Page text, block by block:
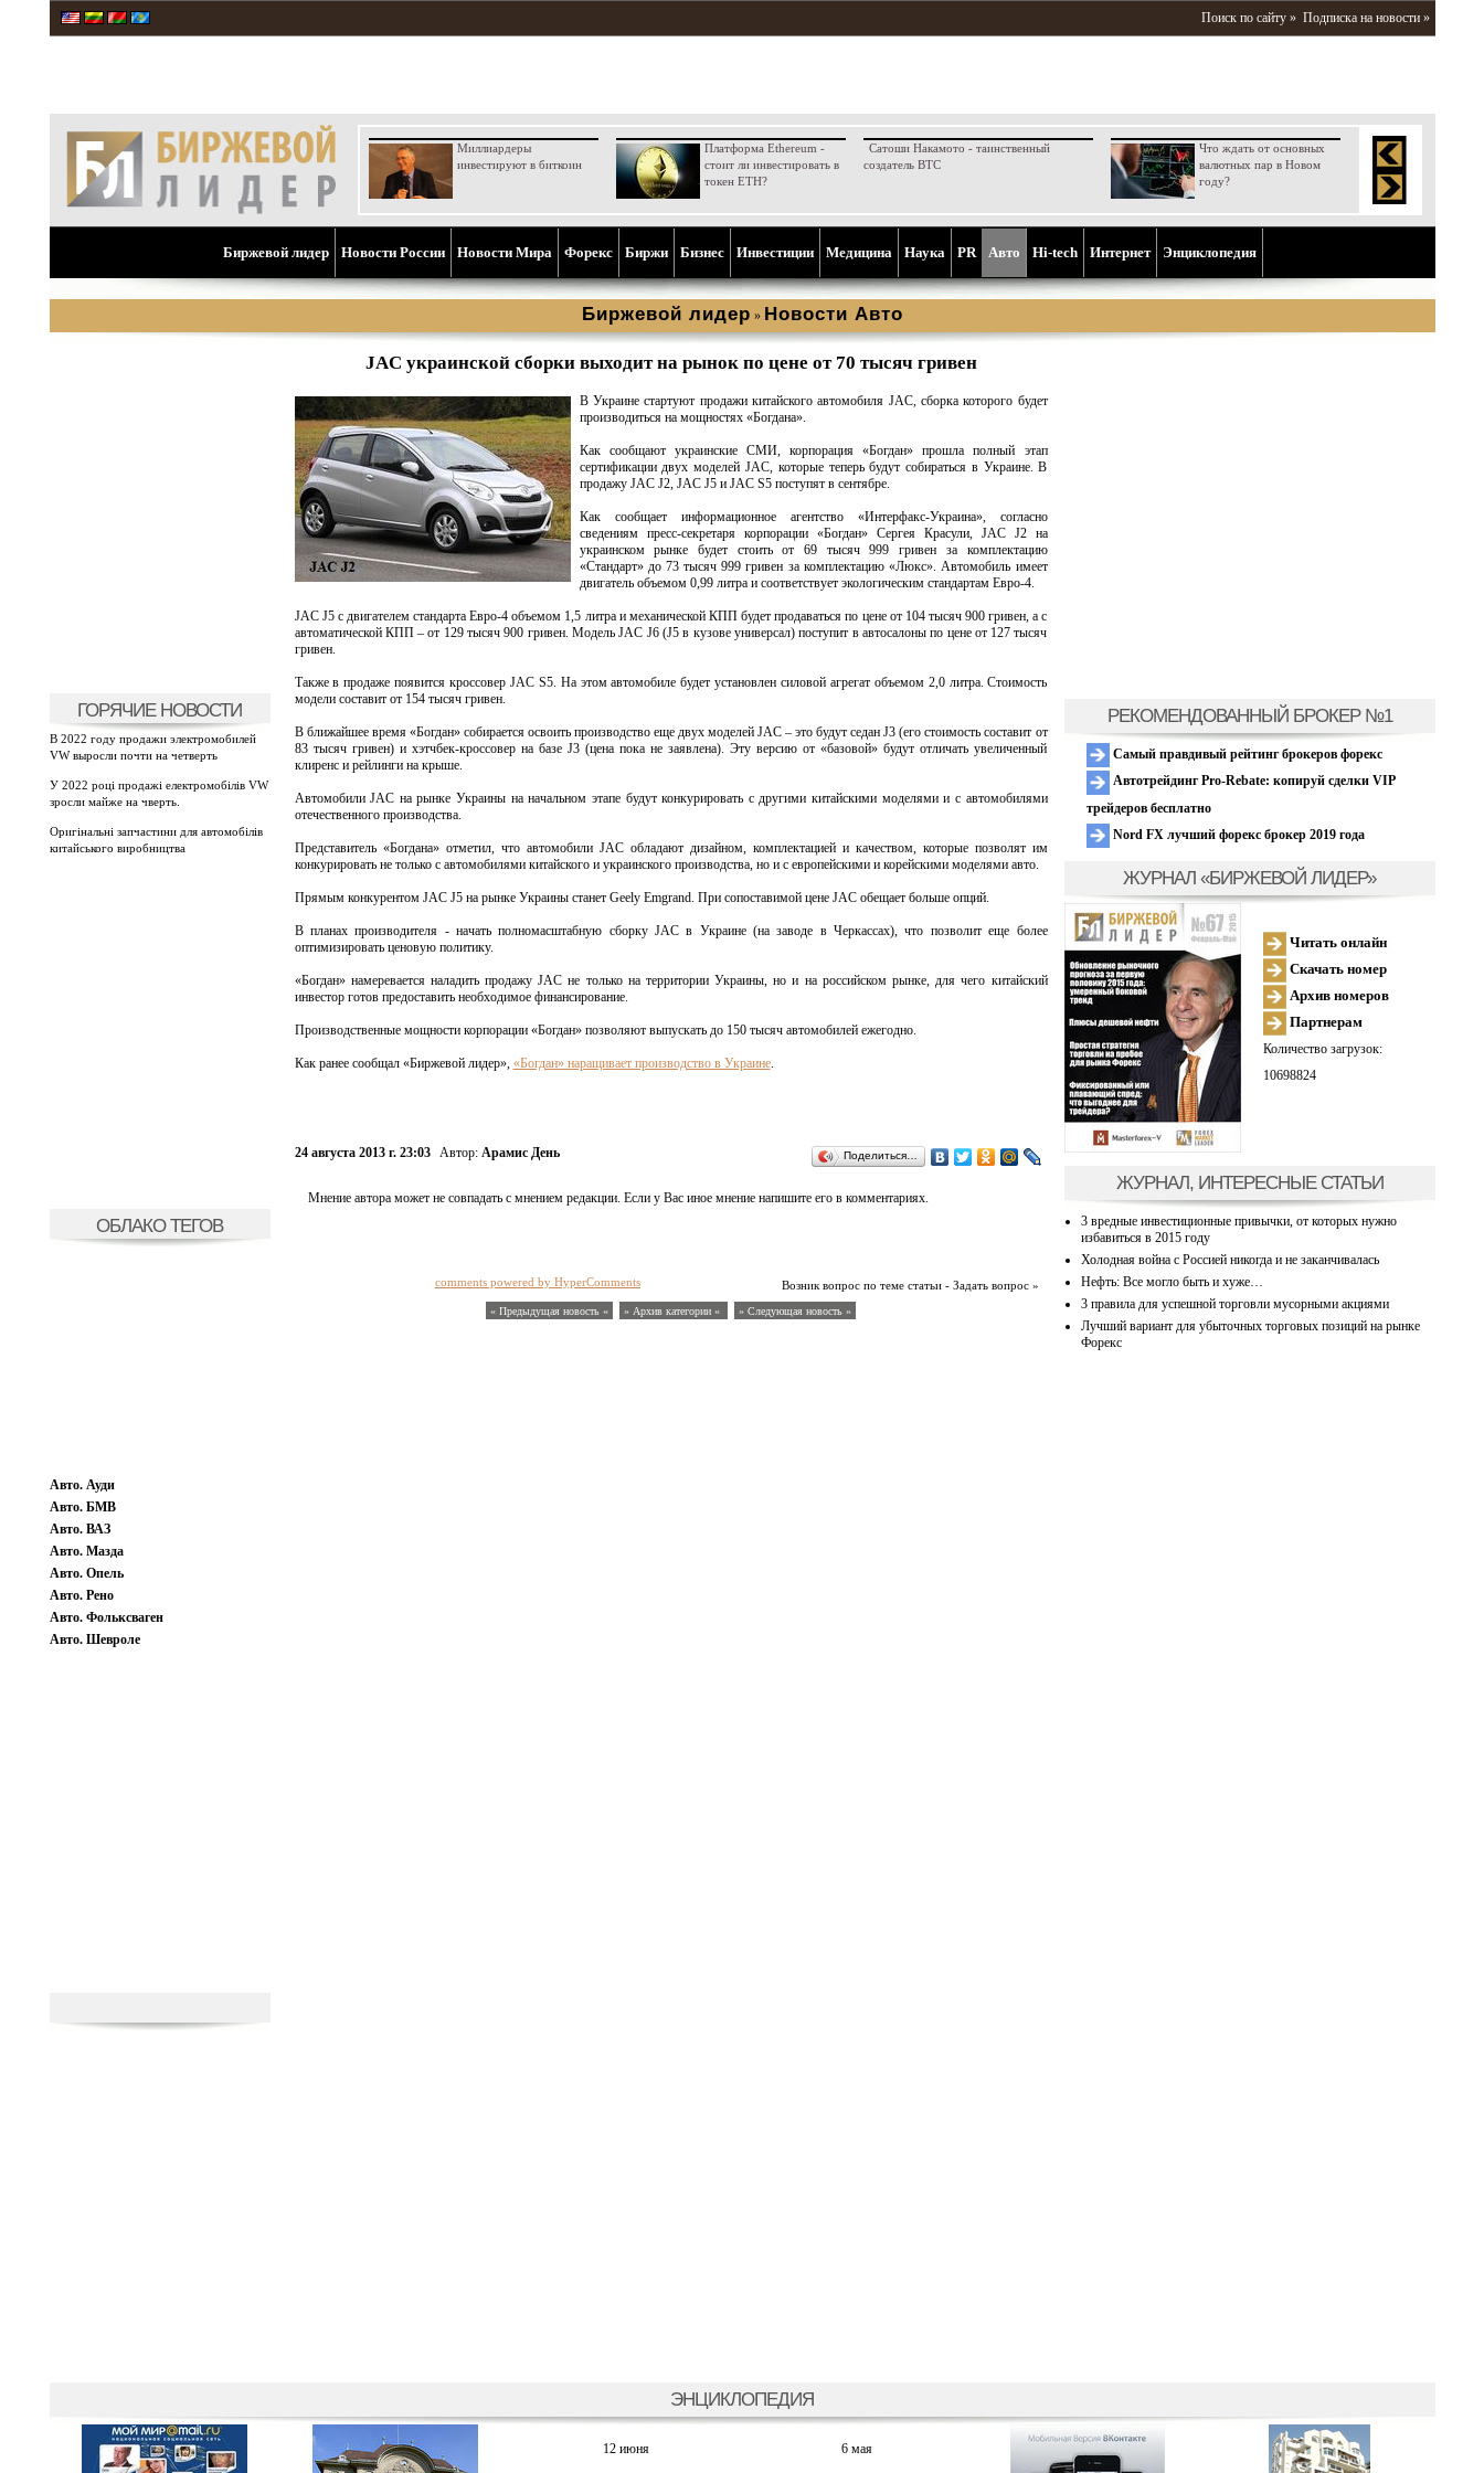
Поиск по сайту » Подписка на новости »
Миллиардеры
инвестируют в биткоин
Платформа Ethereum -
стоит ли инвестировать в
токен ETH?
Сатоши Накамото - таинственный
создатель BTC
Что ждать от основных
валютных пар в Новом
году?
Биржевой лидер Новости России Новости Мира Форекс Биржи Бизнес Инвестиции Медицина Наука PR Aвто Hi-tech Интернет Энциклопедия
Биржевой лидер » Новости Aвто
ГОРЯЧИЕ НОВОСТИ
В 2022 году продажи электромобилей
VW выросли почти на четверть
У 2022 році продажі електромобілів VW
зросли майже на чверть.
Оригінальні запчастини для автомобілів
китайського виробництва
ОБЛАКО ТЕГОВ
Авто. Ауди
Авто. БМВ
Авто. ВАЗ
Авто. Мазда
Авто. Опель
Авто. Рено
Авто. Фольксваген
Авто. Шевроле
JAC украинской сборки выходит на рынок по цене от 70 тысяч гривен
В Украине стартуют продажи китайского автомобиля JAC, сборка которого будет
производиться на мощностях «Богдана».
Как сообщают украинские СМИ, корпорация «Богдан» прошла полный этап
сертификации двух моделей JAC, которые теперь будут собираться в Украине. В
продажу JAC J2, JAC J5 и JAC S5 поступят в сентябре.
Как сообщает информационное агентство «Интерфакс-Украина», согласно
сведениям пресс-секретаря корпорации «Богдан» Сергея Красули, JAC J2 на
украинском рынке будет стоить от 69 тысяч 999 гривен за комплектацию
«Стандарт» до 73 тысяч 999 гривен за комплектацию «Люкс». Автомобиль имеет
двигатель объемом 0,99 литра и соответствует экологическим стандартам Евро-4.
JAC J5 с двигателем стандарта Евро-4 объемом 1,5 литра и механической КПП будет продаваться по цене от 104 тысяч 900 гривен, а с
автоматической КПП – от 129 тысяч 900 гривен. Модель JAC J6 (J5 в кузове универсал) поступит в автосалоны по цене от 127 тысяч
гривен.
Также в продаже появится кроссовер JAC S5. На этом автомобиле будет установлен силовой агрегат объемом 2,0 литра. Стоимость
модели составит от 154 тысяч гривен.
В ближайшее время «Богдан» собирается освоить производство еще двух моделей JAC – это будут седан J3 (его стоимость составит от
83 тысяч гривен) и хэтчбек-кроссовер на базе J3 (цена пока не заявлена). Эту версию от «базовой» будут отличать увеличенный
клиренс и рейлинги на крыше.
Автомобили JAC на рынке Украины на начальном этапе будут конкурировать с другими китайскими моделями и с автомобилями
отечественного производства.
Представитель «Богдана» отметил, что автомобили JAC обладают дизайном, комплектацией и качеством, которые позволят им
конкурировать не только с автомобилями китайского и украинского производства, но и с европейскими и корейскими моделями авто.
Прямым конкурентом JAC J5 на рынке Украины станет Geely Emgrand. При сопоставимой цене JAC обещает больше опций.
В планах производителя - начать полномасштабную сборку JAC в Украине (на заводе в Черкассах), что позволит еще более
оптимизировать ценовую политику.
«Богдан» намеревается наладить продажу JAC не только на территории Украины, но и на российском рынке, для чего китайский
инвестор готов предоставить необходимое финансирование.
Производственные мощности корпорации «Богдан» позволяют выпускать до 150 тысяч автомобилей ежегодно.
Как ранее сообщал «Биржевой лидер», «Богдан» наращивает производство в Украине.
24 августа 2013 г. 23:03 Автор: Арамис День Поделиться…
Мнение автора может не совпадать с мнением редакции. Если у Вас иное мнение напишите его в комментариях.
Возник вопрос по теме статьи - Задать вопрос »
comments powered by HyperComments
« Предыдущая новость « » Архив категории « » Следующая новость »
РЕКОМЕНДОВАННЫЙ БРОКЕР №1
Самый правдивый рейтинг брокеров форекс
Автотрейдинг Pro-Rebate: копируй сделки VIP
трейдеров бесплатно
Nord FX лучший форекс брокер 2019 года
ЖУРНАЛ «БИРЖЕВОЙ ЛИДЕР»
Читать онлайн
Скачать номер
Архив номеров
Партнерам
Количество загрузок:
10698824
ЖУРНАЛ, ИНТЕРЕСНЫЕ СТАТЬИ
3 вредные инвестиционные привычки, от которых нужно
избавиться в 2015 году
Холодная война с Россией никогда и не заканчивалась
Нефть: Все могло быть и хуже…
3 правила для успешной торговли мусорными акциями
Лучший вариант для убыточных торговых позиций на рынке
Форекс
ЭНЦИКЛОПЕДИЯ
12 июня 6 мая